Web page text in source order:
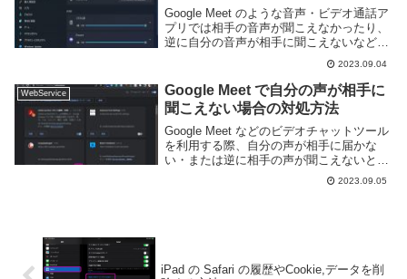
Google Meet のような音声・ビデオ通話ア
プリでは相手の音声が聞こえなかったり、
逆に自分の音声が相手に聞こえないなどの
トラブルが発生することがある。しかし、
聞こえないといってもその原因には様々な
ものがある。このページでは Googl...
2023.09.04
WebService
Google Meet で自分の声が相手に
聞こえない場合の対処方法
Google Meet などのビデオチャットツール
を利用する際、自分の声が相手に届かな
い・または逆に相手の声が聞こえないとい
うトラブルが発生することがある。このよ
うな場合、ブラウザ や Google Meet の設
2023.09.05
iPad の Safari の履歴やCookie,データを削